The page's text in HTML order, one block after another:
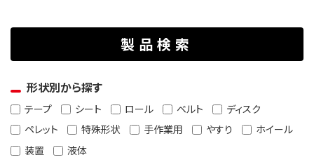
製品検索
形状別から探す
テープ シート ロール ベルト
ディスク
ペレット
特殊形状 手作業用 やすり
ホイール
装置
液体